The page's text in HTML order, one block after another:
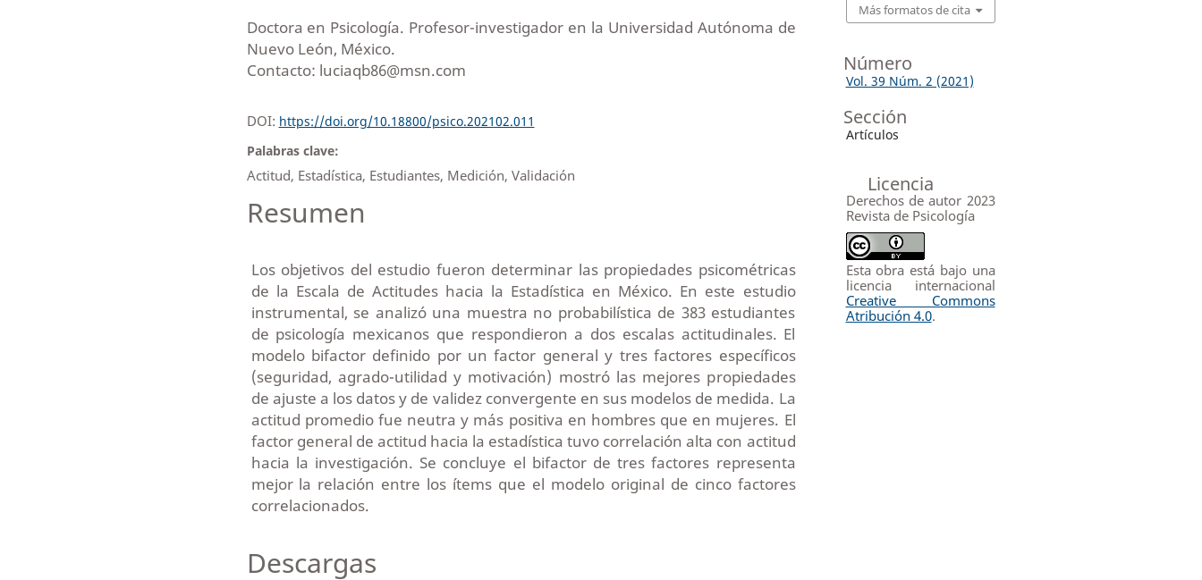
Doctora en Psicología. Profesor-investigador en la Universidad Autónoma de
Nuevo León, México.
Contacto: luciaqb86@msn.com
DOI: https://doi.org/10.18800/psico.202102.011
Palabras clave:
Actitud, Estadística, Estudiantes, Medición, Validación
Resumen
Los objetivos del estudio fueron determinar las propiedades psicométricas
de la Escala de Actitudes hacia la Estadística en México. En este estudio
instrumental, se analizó una muestra no probabilística de 383 estudiantes
de psicología mexicanos que respondieron a dos escalas actitudinales. El
modelo bifactor definido por un factor general y tres factores específicos
(seguridad, agrado-utilidad y motivación) mostró las mejores propiedades
de ajuste a los datos y de validez convergente en sus modelos de medida. La
actitud promedio fue neutra y más positiva en hombres que en mujeres. El
factor general de actitud hacia la estadística tuvo correlación alta con actitud
hacia la investigación. Se concluye el bifactor de tres factores representa
mejor la relación entre los ítems que el modelo original de cinco factores
correlacionados.
Descargas
Más formatos de cita
Número
Vol. 39 Núm. 2 (2021)
Sección
Artículos
Licencia
Derechos de autor 2023
Revista de Psicología
Esta obra está bajo una
licencia internacional
Creative Commons
Atribución 4.0.